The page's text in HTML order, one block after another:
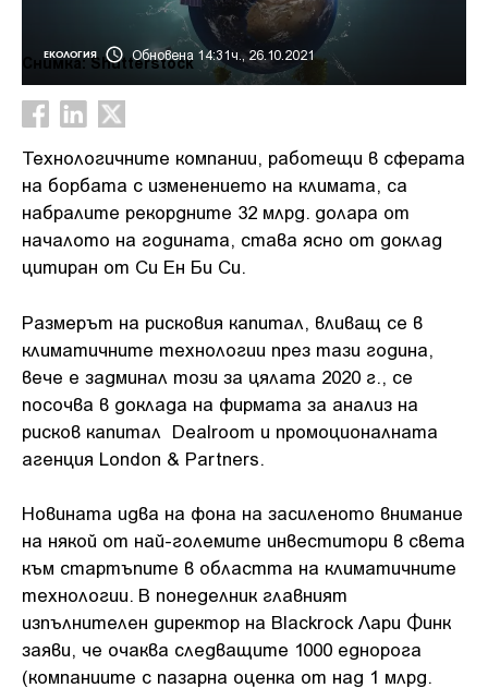
ЕКОЛОГИЯ Обновена 14:31ч., 26.10.2021
Снимка: Shutterstock
Технологичните компании, работещи в сферата
на борбата с изменението на климата, са
набралите рекордните 32 млрд. долара от
началото на годината, става ясно от доклад
цитиран от Си Ен Би Си.
Размерът на рисковия капитал, вливащ се в
климатичните технологии през тази година,
вече е задминал този за цялата 2020 г., се
посочва в доклада на фирмата за анализ на
рисков капитал Dealroom и промоционалната
агенция London & Partners.
Новината идва на фона на засиленото внимание
на някой от най-големите инвеститори в света
към стартъпите в областта на климатичните
технологии. В понеделник главният
изпълнителен директор на Blackrock Лари Финк
заяви, че очаква следващите 1000 еднорога
(компаниите с пазарна оценка от над 1 млрд.